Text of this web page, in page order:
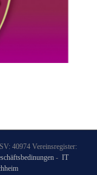
40974 Vereinsregister:
- IT